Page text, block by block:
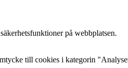
på webbplatsen.
till cookies i kategorin